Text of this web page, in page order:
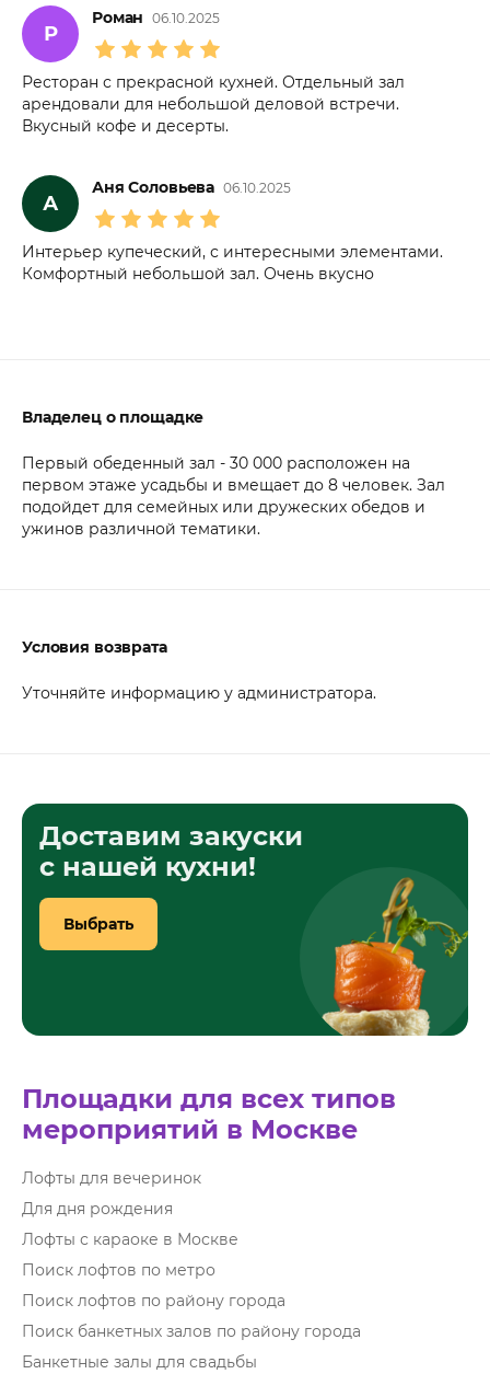
Р
Роман 06.10.2025
Ресторан с прекрасной кухней. Отдельный зал
арендовали для небольшой деловой встречи.
Вкусный кофе и десерты.
А
Аня Соловьева 06.10.2025
Интерьер купеческий, с интересными элементами.
Комфортный небольшой зал. Очень вкусно
Владелец о площадке
Первый обеденный зал - 30 000 расположен на
первом этаже усадьбы и вмещает до 8 человек. Зал
подойдет для семейных или дружеских обедов и
ужинов различной тематики.
Условия возврата
Уточняйте информацию у администратора.
Доставим закуски
с нашей кухни!
Выбрать
Площадки для всех типов
мероприятий в Москве
Лофты для вечеринок
Для дня рождения
Лофты с караоке в Москве
Поиск лофтов по метро
Поиск лофтов по району города
Поиск банкетных залов по району города
Банкетные залы для свадьбы